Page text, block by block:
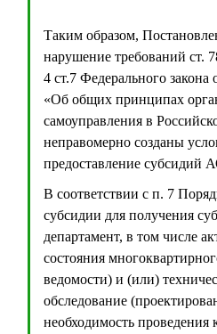
Таким образом,
нарушение требований
4 ст.7 Федерального
«Об общих принципах
самоуправления в
неправомерно созданы
предоставление субсидий
В соответствии с п. 7
субсидии для получения
департамент, в том числе
состояния
ведомости) и (или)
обследование
необходимость проведения